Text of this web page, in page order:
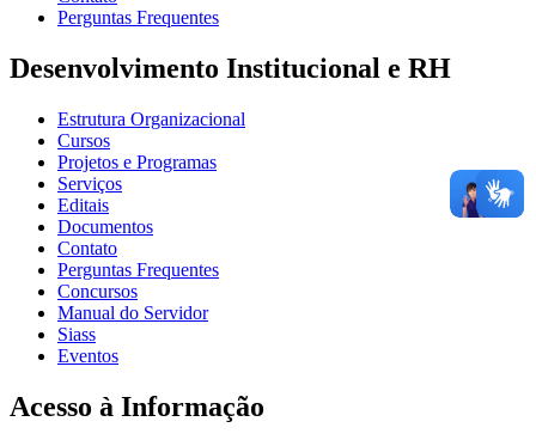
Perguntas Frequentes
Desenvolvimento Institucional e RH
Estrutura Organizacional
Cursos
Projetos e Programas
Serviços
Editais
Documentos
Contato
Perguntas Frequentes
Concursos
Manual do Servidor
Siass
Eventos
Acesso à Informação